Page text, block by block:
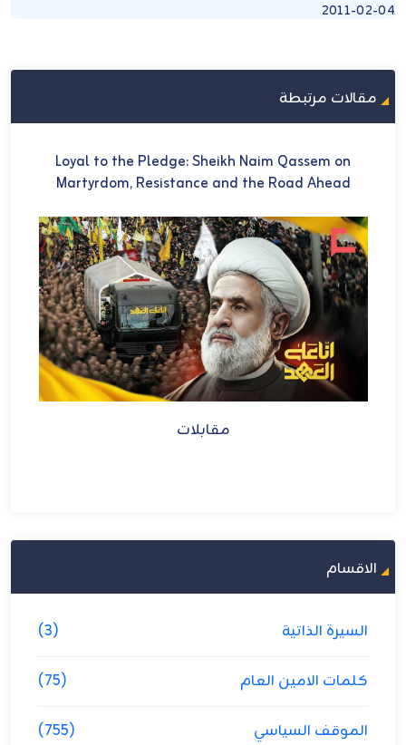
2011-02-04
مقالات مرتبطة
Loyal to the Pledge: Sheikh Naim Qassem on
Martyrdom, Resistance and the Road Ahead
مقابلات
الاقسام
السيرة الذاتية (3)
كلمات الامين العام (75)
الموقف السياسي (755)